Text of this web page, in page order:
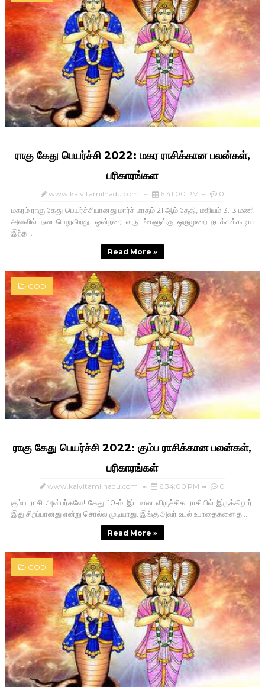
ராகு கேது பெயர்ச்சி 2022: மகர ராசிக்கான பலன்கள்,
பரிகாரங்கள
www.kalvitamilnadu.com 6:41:00 PM 0
மகரம் ராகு கேது பெயர்ச்சியானது மார்ச் மாதம் 21 ஆம் தேதி, மதியம் 3:13 மணி
அளவில் நடைபெறுகிறது. ஒன்றரை வருடங்களுக்கு ஒருமுறை நடக்கக்கூடிய
இந்த...
Read More »
GOD
ராகு கேது பெயர்ச்சி 2022: கும்ப ராசிக்கான பலன்கள்,
பரிகாரங்கள்
www.kalvitamilnadu.com 6:34:00 PM 0
கும்ப ராசி அன்பர்களே! கேது 10-ம்‌ இடமான விருச்சிக ராசியில்‌ இருக்கிறார்‌.
இது சிறப்பானது என்று சொல்ல முடியாது. இங்கு அவர்‌ உடல்‌ உபாதைகளை த...
Read More »
GOD